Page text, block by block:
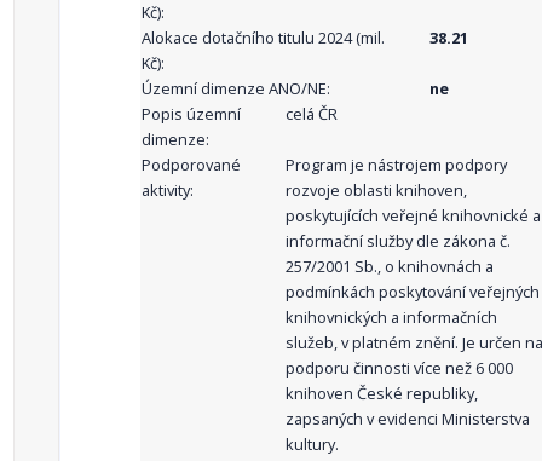
Kč):
Alokace dotačního titulu 2024 (mil.
Kč):
38.21
Územní dimenze ANO/NE:
ne
Popis územní
dimenze:
celá ČR
Podporované
aktivity:
Program je nástrojem podpory
rozvoje oblasti knihoven,
poskytujících veřejné knihovnické a
informační služby dle zákona č.
257/2001 Sb., o knihovnách a
podmínkách poskytování veřejných
knihovnických a informačních
služeb, v platném znění. Je určen na
podporu činnosti více než 6 000
knihoven České republiky,
zapsaných v evidenci Ministerstva
kultury.